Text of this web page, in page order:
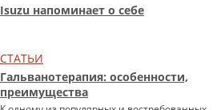
Isuzu напоминает о себе
СТАТЬИ
Гальванотерапия: особенности,
преимущества